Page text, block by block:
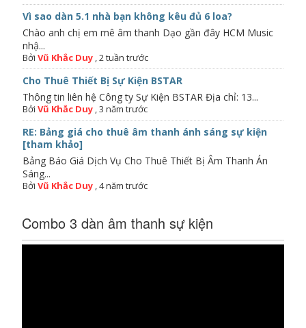
Vì sao dàn 5.1 nhà bạn không kêu đủ 6 loa?
Chào anh chị em mê âm thanh Dạo gần đây HCM Music
nhậ...
Bởi Vũ Khắc Duy ,2 tuần trước
Cho Thuê Thiết Bị Sự Kiện BSTAR
Thông tin liên hệ Công ty Sự Kiện BSTAR Địa chỉ: 13...
Bởi Vũ Khắc Duy ,3 năm trước
RE: Bảng giá cho thuê âm thanh ánh sáng sự kiện
[tham khảo]
Bảng Báo Giá Dịch Vụ Cho Thuê Thiết Bị Âm Thanh Án
Sáng...
Bởi Vũ Khắc Duy ,4 năm trước
Combo 3 dàn âm thanh sự kiện